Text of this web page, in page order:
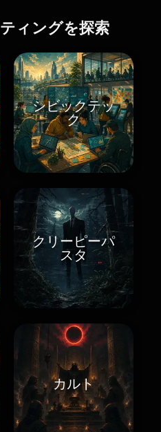
ィングを探索
シビックテッ
ク
クリーピーパ
スタ
カルト